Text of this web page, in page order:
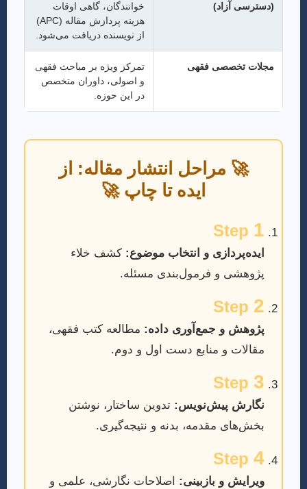
(دسترسی آزاد)
خوانندگان، گاهی اوقات
هزینه پردازش مقاله (APC)
از نویسنده دریافت می‌شود.
مجلات تخصصی فقهی
تمرکز ویژه بر مباحث فقهی
و اصولی، داوران متخصص
در این حوزه.
🚀 مراحل انتشار مقاله: از
ایده تا چاپ 🚀
Step 1
ایده‌پردازی و انتخاب موضوع: کشف خلاء
پژوهشی و فرمول‌بندی مسئله.
Step 2
پژوهش و جمع‌آوری داده: مطالعه کتب فقهی،
مقالات و منابع دست اول و دوم.
Step 3
نگارش پیش‌نویس: تدوین ساختار، نوشتن
بخش‌های مقدمه، بدنه و نتیجه‌گیری.
Step 4
ویرایش و بازبینی: اصلاحات نگارشی، علمی و